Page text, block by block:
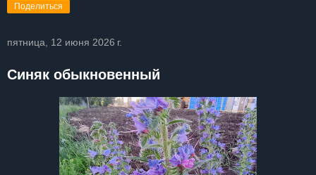
Поделиться
пятница, 12 июня 2026 г.
Синяк обыкновенный